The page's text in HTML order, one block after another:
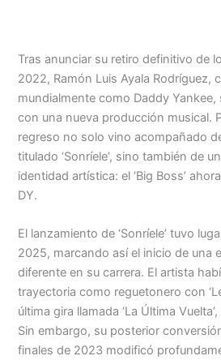
Tras anunciar su retiro definitivo de
2022, Ramón Luis Ayala Rodríguez,
mundialmente como Daddy
con una nueva producción musical.
regreso no solo vino acompañado
titulado ‘Sonríele’, sino también de
identidad artística: el ‘Big Boss’
DY.
El lanzamiento de ‘Sonríele’ tuvo
2025, marcando así el inicio de una
diferente en su carrera. El artista
trayectoria como reguetonero con
última gira llamada ‘La Última
Sin embargo, su posterior
finales de 2023 modificó